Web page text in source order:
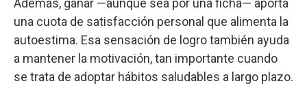
Además, ganar —aunque sea por una ficha— aporta
una cuota de satisfacción personal que alimenta la
autoestima. Esa sensación de logro también ayuda
a mantener la motivación, tan importante cuando
se trata de adoptar hábitos saludables a largo plazo.